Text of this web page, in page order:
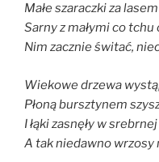
Małe szaraczki za
Sarny z małymi co tchu
Nim zacznie świtać,
Wiekowe drzewa
Płoną bursztynem
I łąki zasnęły w
A tak niedawno wrzosy